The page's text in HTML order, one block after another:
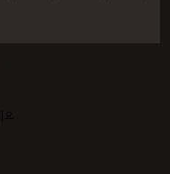
(*func)(byte); void setup(){
요